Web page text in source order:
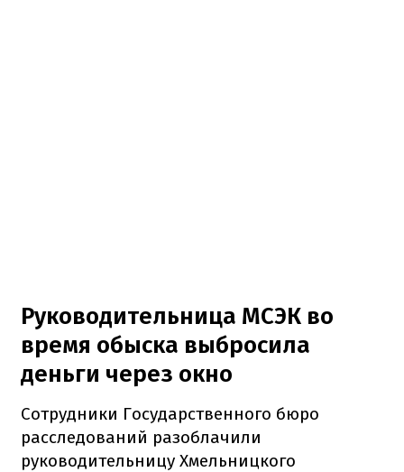
Руководительница МСЭК во
время обыска выбросила
деньги через окно
Сотрудники Государственного бюро
расследований разоблачили
руководительницу Хмельницкого